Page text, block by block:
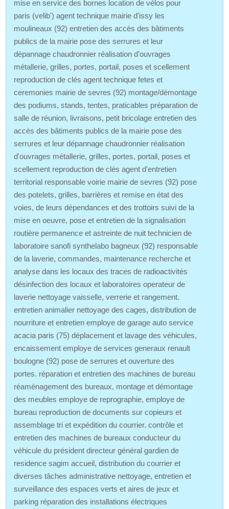
mise en service des bornes location de vélos pour
paris (velib') agent technique mairie d'issy les
moulineaux (92) entretien des accès des bâtiments
publics de la mairie pose des serrures et leur
dépannage chaudronnier réalisation d'ouvrages
métallerie, grilles, portes, portail, poses et scellement
reproduction de clés agent technique fetes et
ceremonies mairie de sevres (92) montage/démontage
des podiums, stands, tentes, praticables préparation de
salle de réunion, livraisons, petit bricolage entretien des
accès des bâtiments publics de la mairie pose des
serrures et leur dépannage chaudronnier réalisation
d'ouvrages métallerie, grilles, portes, portail, poses et
scellement reproduction de clés agent d'entretien
territorial responsable voirie mairie de sevres (92) pose
des potelets, grilles, barrières et remise en état des
voies, de leurs dépendances et des trottoirs suivi de la
mise en oeuvre, pose et entretien de la signalisation
routière permanence et astreinte de nuit technicien de
laboratoire sanofi synthelabo bagneux (92) responsable
de la laverie, commandes, maintenance recherche et
analyse dans les locaux des traces de radioactivités
désinfection des locaux et laboratoires operateur de
laverie nettoyage vaisselle, verrerie et rangement.
entretien animalier nettoyage des cages, distribution de
nourriture et entretien employe de garage auto service
acacia paris (75) déplacement et lavage des véhicules,
encaissement employe de services generaux renault
boulogne (92) pose de serrures et ouverture des
portes. réparation et entretien des machines de bureau
réaménagement des bureaux, montage et démontage
des meubles employe de reprographie, employe de
bureau reproduction de documents sur copieurs et
assemblage tri et expédition du courrier. contrôle et
entretien des machines de bureaux conducteur du
véhicule du président directeur général gardien de
residence sagim accueil, distribution du courrier et
diverses tâches administrative nettoyage, entretien et
surveillance des espaces verts et aires de jeux et
parking réparation des installations électriques